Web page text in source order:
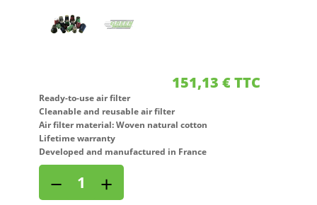
151,13€TTC
Ready-to-use air filter
Cleanable and reusable air filter
Air filter material: Woven natural cotton
Lifetime warranty
Developed and manufactured in France
air
− +